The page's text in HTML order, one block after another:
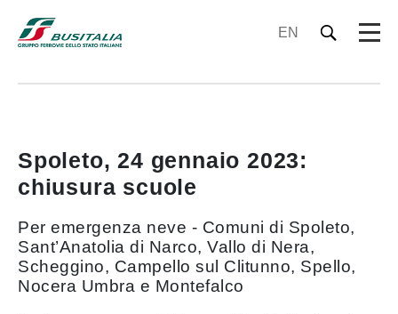
EN
Spoleto, 24 gennaio 2023:
chiusura scuole
Per emergenza neve - Comuni di Spoleto,
Sant’Anatolia di Narco, Vallo di Nera,
Scheggino, Campello sul Clitunno, Spello,
Nocera Umbra e Montefalco